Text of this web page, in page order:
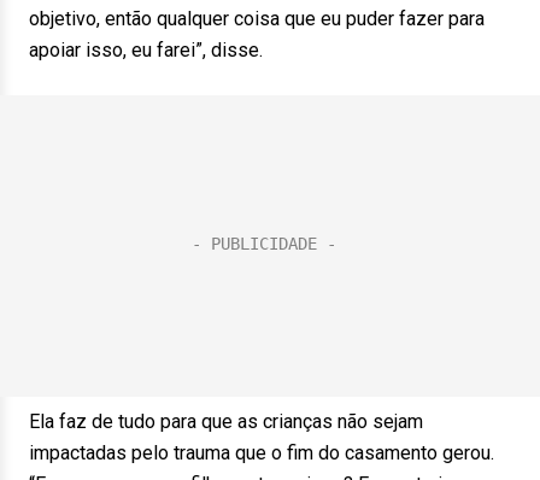
objetivo, então qualquer coisa que eu puder fazer para
apoiar isso, eu farei”, disse.
Ela faz de tudo para que as crianças não sejam
impactadas pelo trauma que o fim do casamento gerou.